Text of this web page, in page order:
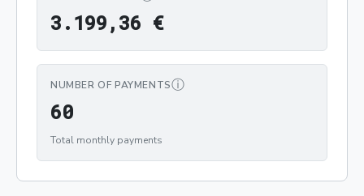
3.199,36 €3.199,36 €
NUMBER OF PAYMENTSⓘ
6060
Total monthly payments